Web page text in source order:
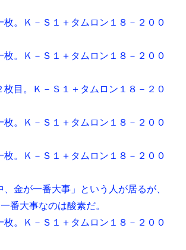
枚。Ｋ－Ｓ１＋タムロン１８－２００
枚。Ｋ－Ｓ１＋タムロン１８－２００
枚目。Ｋ－Ｓ１＋タムロン１８－２０
枚。Ｋ－Ｓ１＋タムロン１８－２００
枚。Ｋ－Ｓ１＋タムロン１８－２００
、金が一番大事」という人が居るが、
番大事なのは酸素だ。
枚。Ｋ－Ｓ１＋タムロン１８－２００